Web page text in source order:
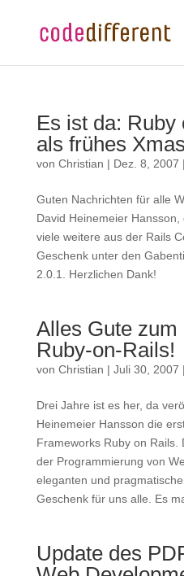
Es ist da: Ruby
als frühes
von Christian | Dez. 8, 2007 |
Guten Nachrichten für alle
David Heinemeier
viele weitere aus der Rails
Geschenk unter den
2.0.1. Herzlichen Dank!
Alles Gute zum
Ruby-on-Rails!
von Christian | Juli 30, 2007 |
Drei Jahre ist es her, da
Heinemeier Hansson die
Frameworks Ruby on Rails.
der Programmierung von
eleganten und
Geschenk für uns alle. Es
Update des